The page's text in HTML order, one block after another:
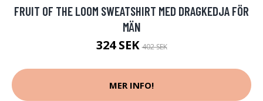
FRUIT OF THE LOOM SWEATSHIRT MED DRAGKEDJA FÖR
MÄN
324 SEK402 SEK
MER INFO!